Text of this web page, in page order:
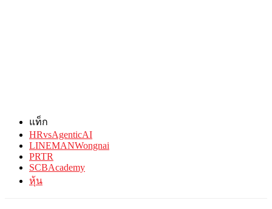
แท็ก
HRvsAgenticAI
LINEMANWongnai
PRTR
SCBAcademy
หุ้น